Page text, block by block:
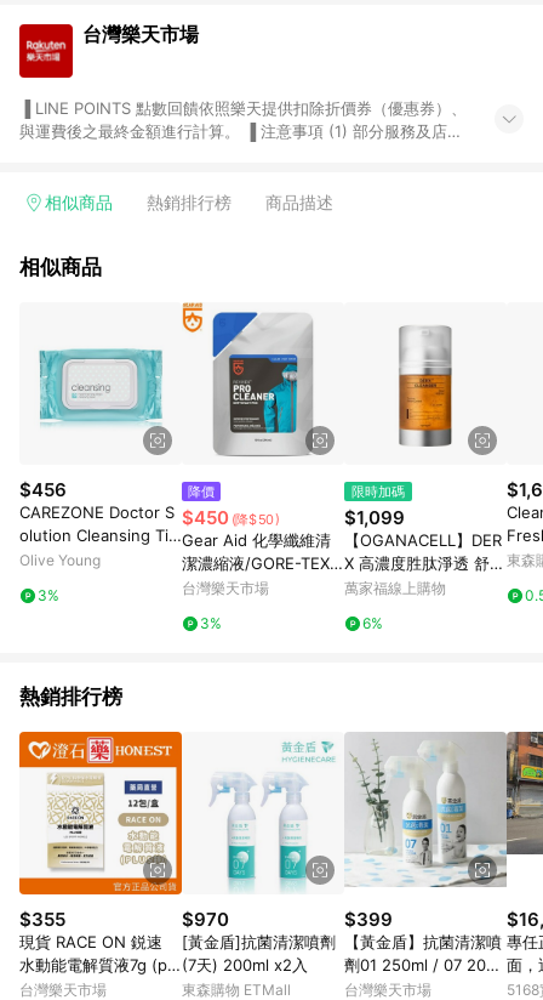
台灣樂天市場
與運費後之最終金額進行計算。 ▐ 注意事項 (1) 部分服務及店家
Smart mobile、神腦生活、JS巨盛、樂天KOBO電子書，請詳閱
台灣樂天市場，並在同一瀏覽器於24小時內結帳，才享有 LINE
市場 45 天內完成訂單出貨及結帳，則不符合贈點資格。 (4) 如
使用APP、或中途瀏覽比價網、回饋網、Google等其他網頁、或
由網頁版(電腦版/手機版網頁)切換為App都將會造成追蹤中斷而
無法進行 LINE POINTS 回饋。 (5) LINE 購物為購物資訊整合性
平台，商品資料更新會有時間差，如顯示之商品規格、顏色、價
位、贈品與台灣樂天市場銷售網頁不符，以銷售網頁標示為準。
(6) 導購訂單已逾 365 天，根據台灣樂天回饋規定，逾期訂單將
不符合回饋資格。 (7) 若上述或其他原因，致使消費者無接收到
點數回饋或點數回饋有爭議，台灣樂天市場保有更改條款與法律
追訴之權利，活動詳情以樂天市場網站公告為準。
相似商品 熱銷排行榜 商品描述
相似商品
$456
CAREZONE Doctor S
olution Cleansing Tis
sue 60 Sheets
Olive Young
3%
降價
$450 (降$50)
Gear Aid 化學纖維清
潔濃縮液/GORE-TEX
洗劑 (10oz/296mL) 3
台灣樂天市場
3%
限時加碼
$1,099
【OGANACELL】DER
X 高濃度胜肽淨透 舒緩
保濕亮白 潔面凝膠｜龍
萬家福線上購物
6%
香
東森
熱銷排行榜
$355
現貨 RACE ON 鋭速
水動能電解質液7g (plu
s 鋅) 12包/盒 澄石藥局
台灣樂天市場
$970
[黃金盾]抗菌清潔噴劑
(7天) 200ml x2入
東森購物 ETMall
$399
【黃金盾】抗菌清潔噴
劑01 250ml / 07 200
ml
台灣樂天市場
專任
面，
總醫